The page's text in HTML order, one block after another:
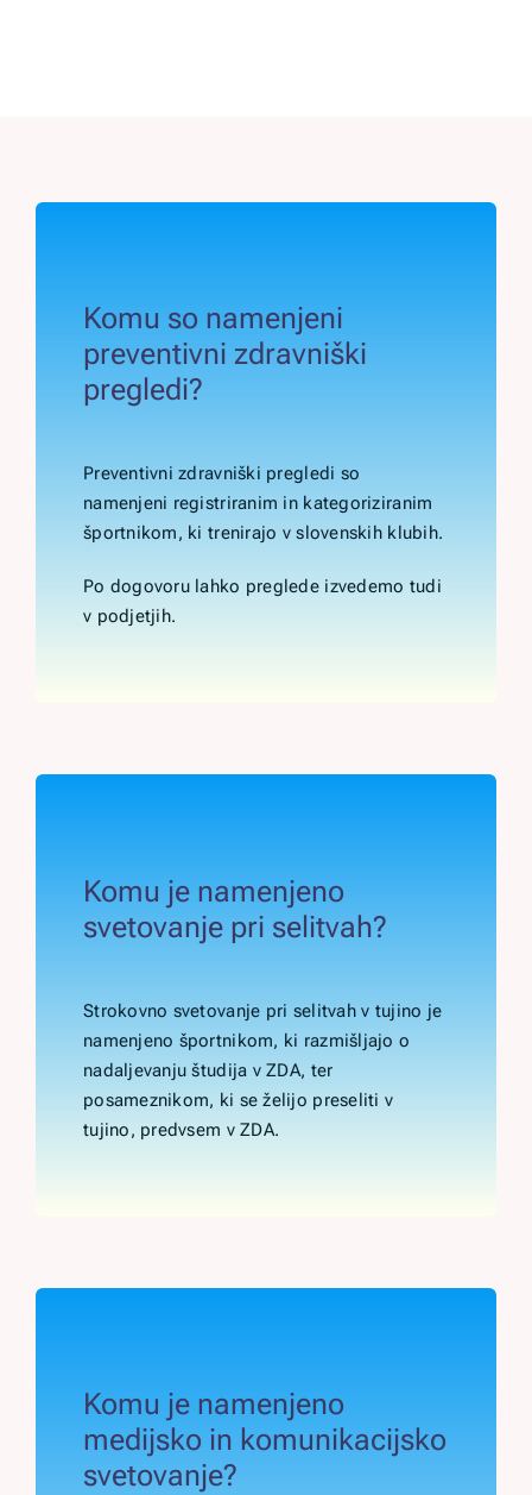
Komu so namenjeni
preventivni zdravniški
pregledi?
Preventivni zdravniški pregledi so
namenjeni registriranim in kategoriziranim
športnikom, ki trenirajo v slovenskih klubih.
Po dogovoru lahko preglede izvedemo tudi
v podjetjih.
Komu je namenjeno
svetovanje pri selitvah?
Strokovno svetovanje pri selitvah v tujino je
namenjeno športnikom, ki razmišljajo o
nadaljevanju študija v ZDA, ter
posameznikom, ki se želijo preseliti v
tujino, predvsem v ZDA.
Komu je namenjeno
medijsko in komunikacijsko
svetovanje?